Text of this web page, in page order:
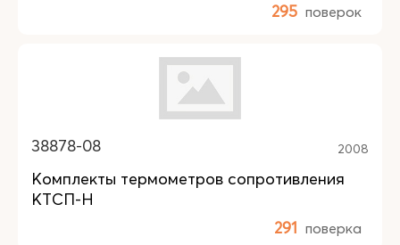
295 поверок
38878-08 2008
Комплекты термометров сопротивления
КТСП-Н
291 поверка